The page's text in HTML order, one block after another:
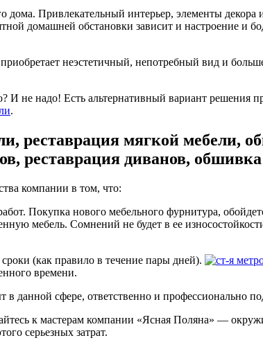
Привлекательный интерьер, элементы
домашней обстановки зависит и настроение и
неэстетичный, непотребный вид и
И не надо! Есть альтернативный вариант
.
реставрация мягкой мебели,
реставрация диванов, обшивка
компании в том, что:
Покупка нового мебельного фурнитура,
мебель. Сомнений не будет в ее
(как правило в течение пары дней).
времени.
данной сфере, ответственно и профессионально
к мастерам компании «Ясная Поляна» —
серьезных затрат.